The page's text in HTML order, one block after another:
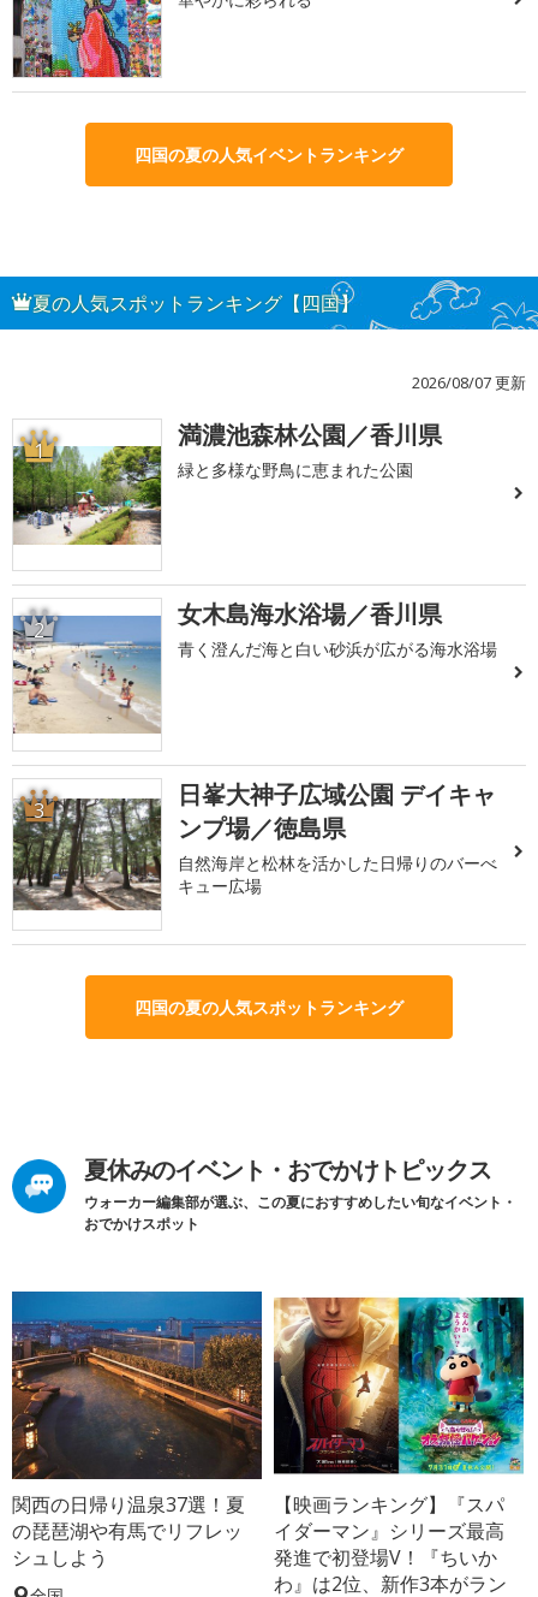
四国の夏の人気イベントランキング
夏の人気スポットランキング【四国】
2026/08/07 更新
1 満濃池森林公園／香川県
緑と多様な野鳥に恵まれた公園
2 女木島海水浴場／香川県
青く澄んだ海と白い砂浜が広がる海水浴場
3
日峯大神子広域公園 デイキャ
ンプ場／徳島県
自然海岸と松林を活かした日帰りのバーべ
キュー広場
四国の夏の人気スポットランキング
夏休みのイベント・おでかけトピックス
ウォーカー編集部が選ぶ、この夏におすすめしたい旬なイベント・
おでかけスポット
関西の日帰り温泉37選！夏
の琵琶湖や有馬でリフレッ
シュしよう
【映画ランキング】『スパ
イダーマン』シリーズ最高
発進で初登場V！『ちいか
わ』は2位、新作3本がラン